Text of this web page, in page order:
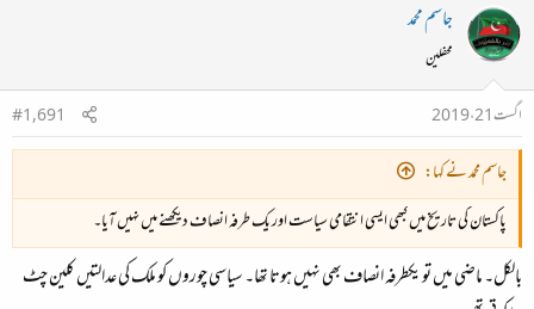
جاسم محمد
محفلین
اگست 21، 2019
#1,691
جاسم محمد نے کہا:
پاکستان کی تاریخ میں کبھی ایسی انتقامی سیاست اور یک طرفہ انصاف دیکھنے میں نہیں آیا۔
بالکل۔ ماضی میں تو یکطرفہ انصاف بھی نہیں ہوتا تھا۔ سیاسی چوروں کو ملک کی عدالتیں کلین چٹ